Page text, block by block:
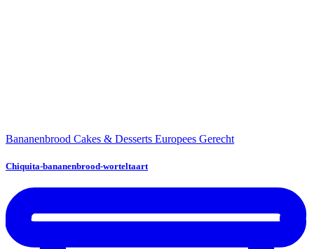
Bananenbrood Cakes & Desserts Europees Gerecht
Chiquita-bananenbrood-worteltaart